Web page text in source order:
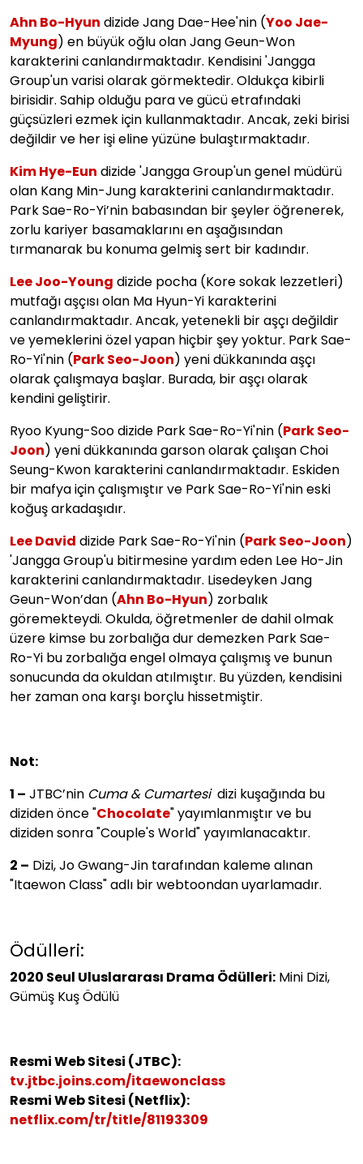
Ahn Bo-Hyun dizide Jang Dae-Hee'nin (Yoo Jae-
Myung) en büyük oğlu olan Jang Geun-Won
karakterini canlandırmaktadır. Kendisini 'Jangga
Group'un varisi olarak görmektedir. Oldukça kibirli
birisidir. Sahip olduğu para ve gücü etrafındaki
güçsüzleri ezmek için kullanmaktadır. Ancak, zeki birisi
değildir ve her işi eline yüzüne bulaştırmaktadır.
Kim Hye-Eun dizide 'Jangga Group'un genel müdürü
olan Kang Min-Jung karakterini canlandırmaktadır.
Park Sae-Ro-Yi’nin babasından bir şeyler öğrenerek,
zorlu kariyer basamaklarını en aşağısından
tırmanarak bu konuma gelmiş sert bir kadındır.
Lee Joo-Young dizide pocha (Kore sokak lezzetleri)
mutfağı aşçısı olan Ma Hyun-Yi karakterini
canlandırmaktadır. Ancak, yetenekli bir aşçı değildir
ve yemeklerini özel yapan hiçbir şey yoktur. Park Sae-
Ro-Yi'nin (Park Seo-Joon) yeni dükkanında aşçı
olarak çalışmaya başlar. Burada, bir aşçı olarak
kendini geliştirir.
Ryoo Kyung-Soo dizide Park Sae-Ro-Yi'nin (Park Seo-
Joon) yeni dükkanında garson olarak çalışan Choi
Seung-Kwon karakterini canlandırmaktadır. Eskiden
bir mafya için çalışmıştır ve Park Sae-Ro-Yi'nin eski
koğuş arkadaşıdır.
Lee David dizide Park Sae-Ro-Yi'nin (Park Seo-Joon)
'Jangga Group'u bitirmesine yardım eden Lee Ho-Jin
karakterini canlandırmaktadır. Lisedeyken Jang
Geun-Won’dan (Ahn Bo-Hyun) zorbalık
göremekteydi. Okulda, öğretmenler de dahil olmak
üzere kimse bu zorbalığa dur demezken Park Sae-
Ro-Yi bu zorbalığa engel olmaya çalışmış ve bunun
sonucunda da okuldan atılmıştır. Bu yüzden, kendisini
her zaman ona karşı borçlu hissetmiştir.
Not:
1 – JTBC’nin Cuma & Cumartesidizi kuşağında bu
diziden önce "Chocolate" yayımlanmıştır ve bu
diziden sonra "Couple's World" yayımlanacaktır.
2 – Dizi, Jo Gwang-Jin tarafından kaleme alınan
"Itaewon Class" adlı bir webtoondan uyarlamadır.
Ödülleri:
2020 Seul Uluslararası Drama Ödülleri: Mini Dizi,
Gümüş Kuş Ödülü
Resmi Web Sitesi (JTBC):
tv.jtbc.joins.com/itaewonclass
Resmi Web Sitesi (Netflix):
netflix.com/tr/title/81193309